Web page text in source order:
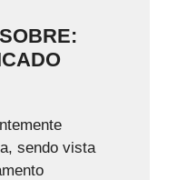
sendo vista